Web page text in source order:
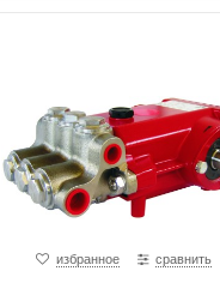
избранное сравнить